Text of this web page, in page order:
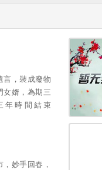
言，裝成廢物
女婿，為期三
年時間結束
妙手回春，